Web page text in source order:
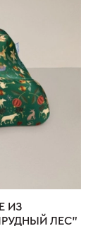
ИЗ
ЛЕС"